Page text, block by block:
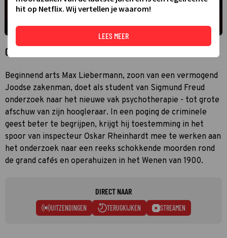
Over Vienna Blood
Beginnend arts Max Liebermann, zoon van een vermogend
Joodse zakenman, doet als student van Sigmund Freud
onderzoek naar het nieuwe vak psychotherapie - tot grote
afschuw van zijn hoogleraar. In een poging de criminele
geest beter te begrijpen, krijgt hij toestemming in het
spoor van inspecteur Oskar Rheinhardt mee te werken aan
het onderzoek naar een reeks schokkende moorden rond
de grand cafés en operahuizen in het Wenen van 1900.
DIRECT NAAR
UITZENDINGEN TERUGKIJKEN STREAMEN
hit op Netflix. Wij vertellen je waarom!
LEES MEER